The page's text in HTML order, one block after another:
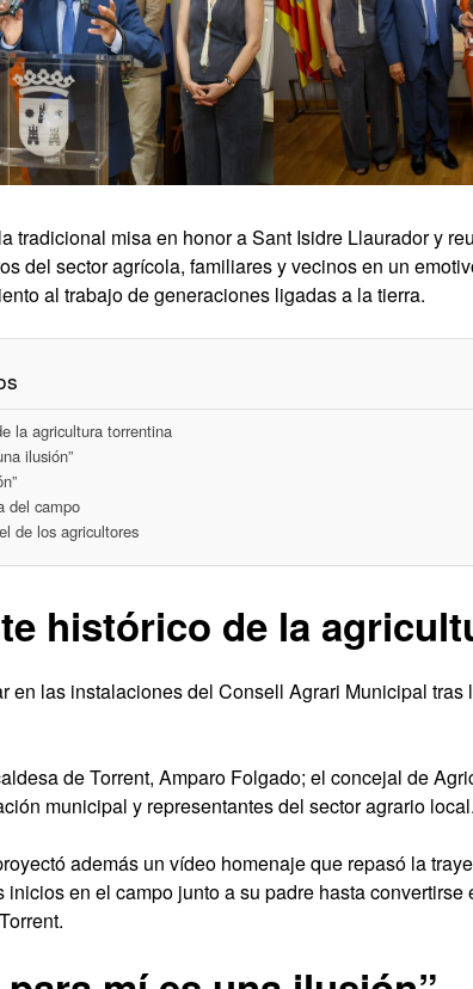
tradicional misa en honor a Sant Isidre Llaurador y
del sector agrícola, familiares y vecinos en un
al trabajo de generaciones ligadas a la tierra.
la agricultura torrentina
ilusión”
del campo
de los agricultores
histórico de la
en las instalaciones del Consell Agrari Municipal
de Torrent, Amparo Folgado; el concejal de
municipal y representantes del sector agrario local.
además un vídeo homenaje que repasó la
en el campo junto a su padre hasta